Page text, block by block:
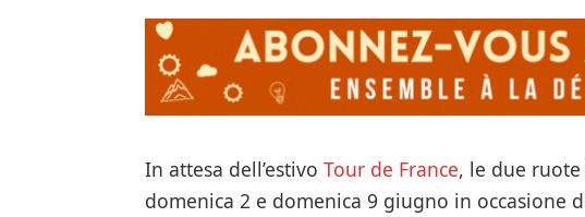
In attesa dell’estivo Tour de France, le due
domenica 2 e domenica 9 giugno in occasione